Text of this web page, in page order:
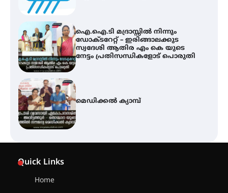
മെഡിക്കൽ ക്യാമ്പ്
സെന്റ് ജോസഫ്സ് കോളജ്
കോമേഴ്‌സ് അസോസിയേഷന്
തുടക്കമായി
Quick Links
Home